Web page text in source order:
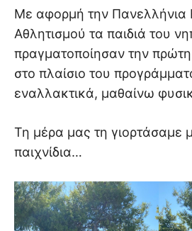
Με αφορμή την Πανελλήνια
Αθλητισμού τα παιδιά του
πραγματοποίησαν την
στο πλαίσιο του
εναλλακτικά, μαθαίνω
Τη μέρα μας τη γιορτάσαμε
παιχνίδια…